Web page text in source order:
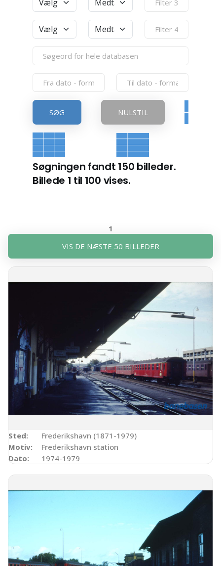
SØG NULSTIL
Søgningen fandt 150 billeder.
Billede 1 til 100 vises.
1
VIS DE NÆSTE 50 BILLEDER
Sted:
Frederikshavn (1871-1979)
Motiv:
Frederikshavn station
Dato:
1974-1979